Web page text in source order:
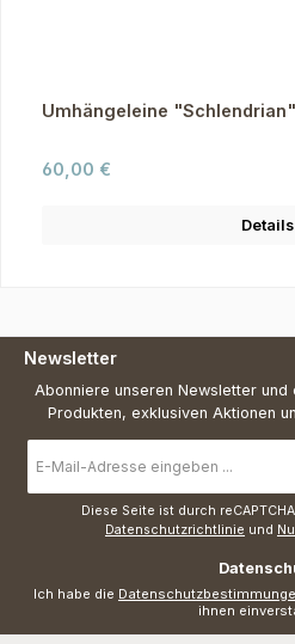
Umhängeleine
Regulärer Preis:
60,00 €
Details
Newsletter
Abonniere unseren Newsletter
Produkten, exklusiven Aktionen
Mail-
Adresse
Diese Seite ist durch
Datenschutzrichtlinie und
Ich habe die
ihnen